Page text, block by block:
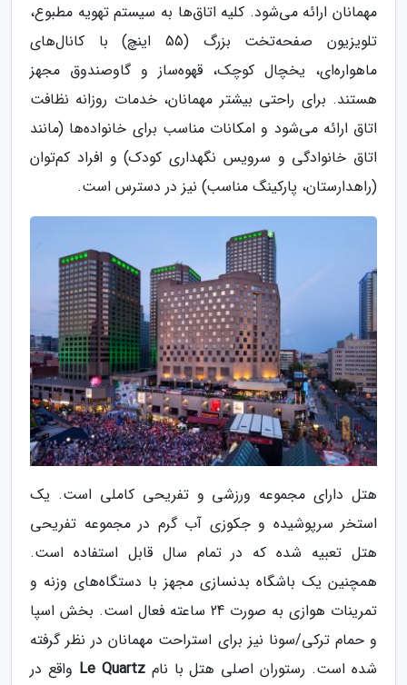
مهمانان ارائه می‌شود​​. کلیه اتاق‌ها به سیستم تهویه مطبوع،
تلویزیون صفحه‌تخت بزرگ (55 اینچ) با کانال‌های
ماهواره‌ای، یخچال کوچک، قهوه‌ساز و گاوصندوق مجهز
هستند​. برای راحتی بیشتر مهمانان، خدمات روزانه نظافت
اتاق ارائه می‌شود و امکانات مناسب برای خانواده‌ها (مانند
اتاق خانوادگی و سرویس نگهداری کودک) و افراد کم‌توان
(راهدارستان، پارکینگ مناسب) نیز در دسترس است​​.
هتل دارای مجموعه ورزشی و تفریحی کاملی است. یک
استخر سرپوشیده و جکوزی آب گرم در مجموعه تفریحی
هتل تعبیه شده که در تمام سال قابل استفاده است​​.
همچنین یک باشگاه بدنسازی مجهز با دستگاه‌های وزنه و
تمرینات هوازی به صورت 24 ساعته فعال است​​. بخش اسپا
و حمام ترکی/سونا نیز برای استراحت مهمانان در نظر گرفته
شده است. رستوران اصلی هتل با نامLe Quartz واقع در